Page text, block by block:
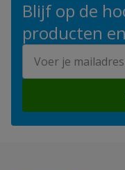
Blijf op de
producten